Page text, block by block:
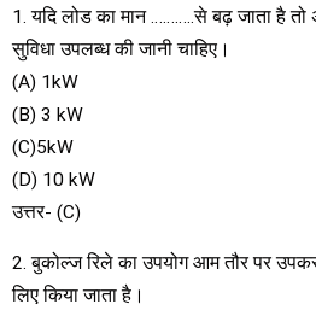
1. यदि लोड का मान ………..से बढ़ जाता है
सुविधा उपलब्ध की जानी चाहिए।
(A) 1kW
(B) 3 kW
(C)5kW
(D) 10 kW
उत्तर- (C)
2. बुकोल्ज रिले का उपयोग आम तौर पर
लिए किया जाता है।